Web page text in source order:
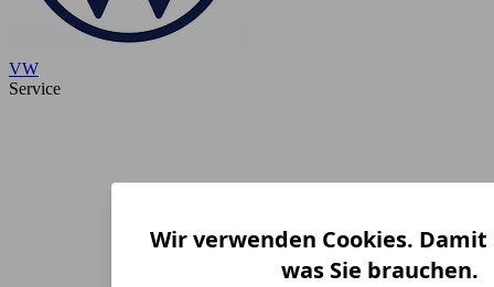
VW
Service
Wir verwenden Cookies.
was Sie brauchen.